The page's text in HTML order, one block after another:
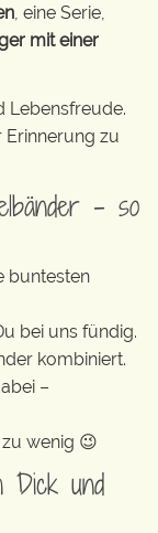
, eine Serie,
mit einer
Lebensfreude.
Erinnerung zu
– so
buntesten
bei uns fündig.
kombiniert.
–
wenig 😉
Dick und